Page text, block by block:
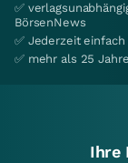
✅
BörsenNews
✅ Jederzeit
✅ mehr als 25
Ihre